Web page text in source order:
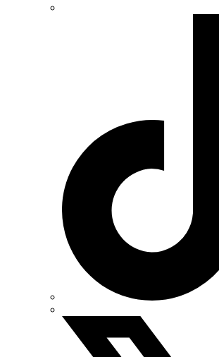
Каблекс Одеса